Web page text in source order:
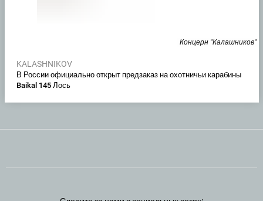
Концерн "Калашников"
KALASHNIKOV
В России официально открыт предзаказ на охотничьи карабины
Baikal 145 Лось